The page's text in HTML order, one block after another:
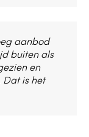
aanbod
buiten als
en
Dat is het